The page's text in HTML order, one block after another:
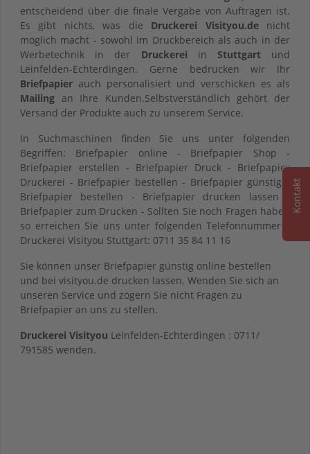
entscheidend über die finale Vergabe von Aufträgen ist.
Es gibt nichts, was die Druckerei Visityou.denicht
möglich macht - sowohl im Druckbereich als auch in der
Werbetechnik in der Druckerei in Stuttgart und
Leinfelden-Echterdingen. Gerne bedrucken wir Ihr
Briefpapier auch personalisiert und verschicken es als
Mailing an Ihre Kunden.Selbstverständlich gehört der
Versand der Produkte auch zu unserem Service.
In Suchmaschinen finden Sie uns unter folgenden
Begriffen: Briefpapier online - Briefpapier Shop -
Briefpapier erstellen - Briefpapier Druck - Briefpapier
Druckerei - Briefpapier bestellen - Briefpapier günstig -
Briefpapier bestellen - Briefpapier drucken lassen -
Briefpapier zum Drucken - Sollten Sie noch Fragen haben
so erreichen Sie uns unter folgenden Telefonnummern:
Druckerei Visityou Stuttgart: 0711 35 84 11 16
Sie können unser Briefpapier günstig online bestellen
und bei visityou.de drucken lassen. Wenden Sie sich an
unseren Service und zögern Sie nicht Fragen zu
Briefpapier an uns zu stellen.
Druckerei Visityou Leinfelden-Echterdingen : 0711/
791585 wenden.
Kontakt